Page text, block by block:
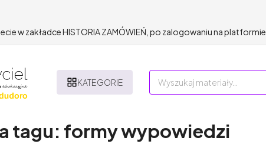
w zakładce HISTORIA ZAMÓWIEŃ, po zalogowaniu na platformie.
KATEGORIE
tagu: formy wypowiedzi